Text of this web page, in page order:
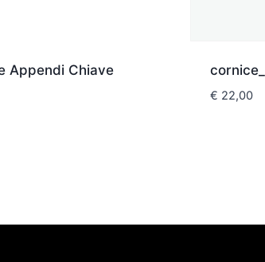
Appendi Chiave
€ 22,00